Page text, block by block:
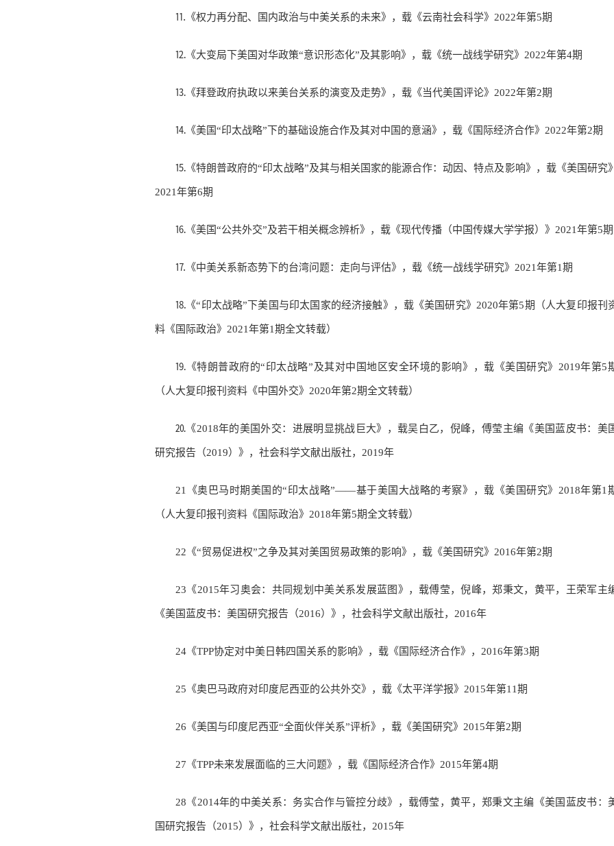
⒒《权力再分配、国内政治与中美关系的未来》，载《云南社会科学》2022年第5期
⒓《大变局下美国对华政策“意识形态化”及其影响》，载《统一战线学研究》2022年第4期
⒔《拜登政府执政以来美台关系的演变及走势》，载《当代美国评论》2022年第2期
⒕《美国“印太战略”下的基础设施合作及其对中国的意涵》，载《国际经济合作》2022年第2期
⒖《特朗普政府的“印太战略”及其与相关国家的能源合作：动因、特点及影响》，载《美国研究
2021年第6期
⒗《美国“公共外交”及若干相关概念辨析》，载《现代传播（中国传媒大学学报）》2021年第5期
⒘《中美关系新态势下的台湾问题：走向与评估》，载《统一战线学研究》2021年第1期
⒙《“印太战略”下美国与印太国家的经济接触》，载《美国研究》2020年第5期（人大复印报刊
料《国际政治》2021年第1期全文转载）
⒚《特朗普政府的“印太战略”及其对中国地区安全环境的影响》，载《美国研究》2019年第5
（人大复印报刊资料《中国外交》2020年第2期全文转载）
⒛《2018年的美国外交：进展明显挑战巨大》，载吴白乙，倪峰，傅莹主编《美国蓝皮书：美
研究报告（2019）》，社会科学文献出版社，2019年
21《奥巴马时期美国的“印太战略”——基于美国大战略的考察》，载《美国研究》2018年第1
（人大复印报刊资料《国际政治》2018年第5期全文转载）
22《“贸易促进权”之争及其对美国贸易政策的影响》，载《美国研究》2016年第2期
23《2015年习奥会：共同规划中美关系发展蓝图》，载傅莹，倪峰，郑秉文，黄平，王荣军主
《美国蓝皮书：美国研究报告（2016）》，社会科学文献出版社，2016年
24《TPP协定对中美日韩四国关系的影响》，载《国际经济合作》，2016年第3期
25《奥巴马政府对印度尼西亚的公共外交》，载《太平洋学报》2015年第11期
26《美国与印度尼西亚“全面伙伴关系”评析》，载《美国研究》2015年第2期
27《TPP未来发展面临的三大问题》，载《国际经济合作》2015年第4期
28《2014年的中美关系：务实合作与管控分歧》，载傅莹，黄平，郑秉文主编《美国蓝皮书：
国研究报告（2015）》，社会科学文献出版社，2015年